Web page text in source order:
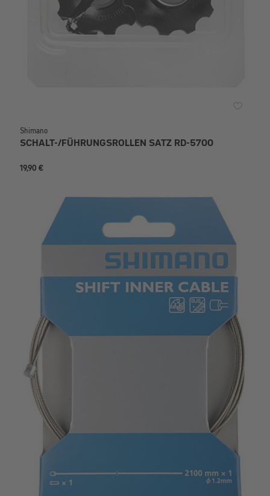
Shimano
SCHALT-/FÜHRUNGSROLLEN SATZ RD-5700
19,90 €